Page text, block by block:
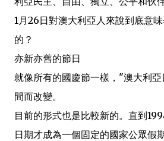
1月26日對澳大利亞人來說到底意
的？
亦新亦舊的節日
就像所有的國慶節一樣，"澳大利
間而改變。
目前的形式也是比較新的。直到
日期才成為一個固定的國家公眾假